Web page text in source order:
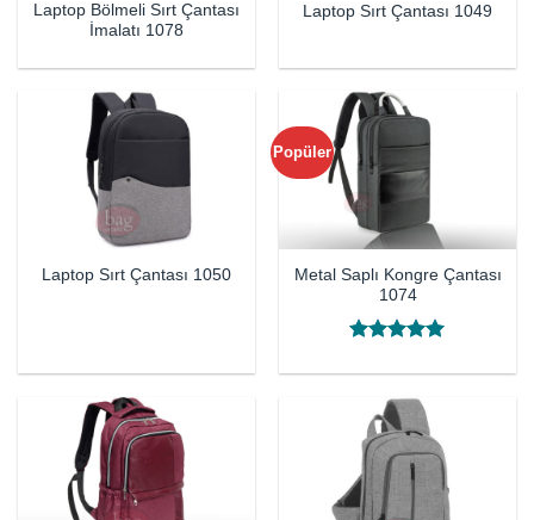
Laptop Bölmeli Sırt Çantası
İmalatı 1078
Laptop Sırt Çantası 1049
Laptop Sırt Çantası 1050
Popüler
Metal Saplı Kongre Çantası
1074
5oy aldı